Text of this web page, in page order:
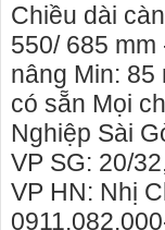
Chiều dài
550/ 685
nâng Min:
có sẵn Mọi
Nghiệp Sài
VP SG: 20/
VP HN: Nhị